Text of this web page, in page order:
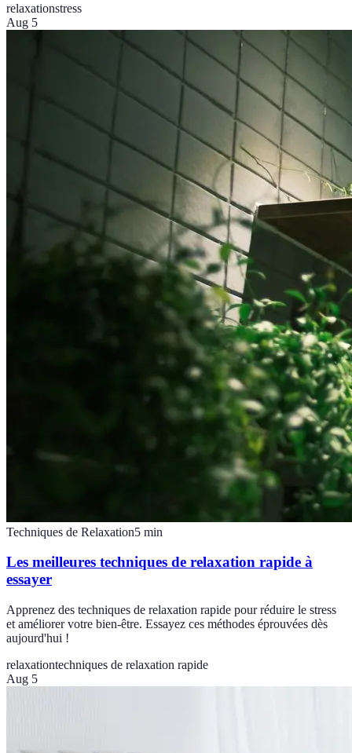
relaxationstress
Aug 5
Techniques de Relaxation5 min
Les meilleures techniques de relaxation rapide à
essayer
Apprenez des techniques de relaxation rapide pour réduire le stress
et améliorer votre bien-être. Essayez ces méthodes éprouvées dès
aujourd'hui !
relaxationtechniques de relaxation rapide
Aug 5